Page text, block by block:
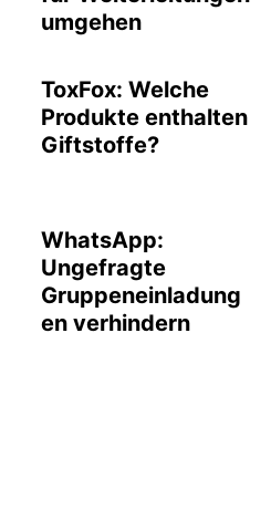
umgehen
ToxFox: Welche
Produkte enthalten
Giftstoffe?
WhatsApp:
Ungefragte
Gruppeneinladung
en verhindern